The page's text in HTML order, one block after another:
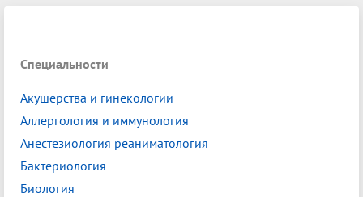
Специальности
Акушерства и гинекологии
Аллергология и иммунология
Анестезиология реаниматология
Бактериология
Биология